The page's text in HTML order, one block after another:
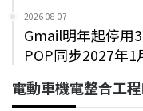
2026-08-07
Gmail明年起停用
POP同步2027年1
電動車機電整合工